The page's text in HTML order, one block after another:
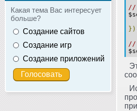
Какая тема Вас интересует
больше?
Создание сайтов
Создание игр
Создание приложений
//
//